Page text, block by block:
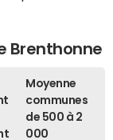
Brenthonne
Moyenne
communes
de 500 à 2
000